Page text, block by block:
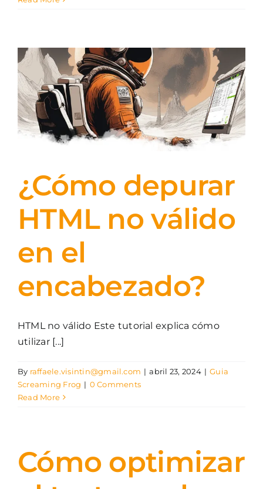
¿Cómo depurar
HTML no válido
en el
encabezado?
HTML no válido Este tutorial explica cómo
utilizar [...]
By raffaele.visintin@gmail.com | abril 23, 2024 | Guia
Screaming Frog | 0 Comments
Read More
Cómo optimizar